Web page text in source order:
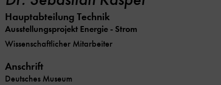
Hauptabteilung Technik
Ausstellungsprojekt Energie - Strom
Wissenschaftlicher Mitarbeiter
Anschrift
Deutsches Museum